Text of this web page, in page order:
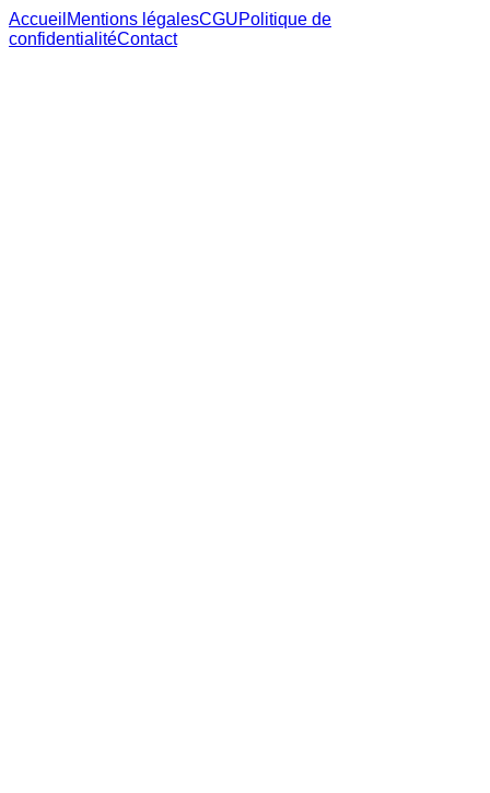
Accueil Mentions légalesCGUPolitique de
confidentialitéContact